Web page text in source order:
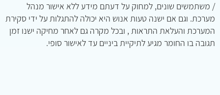
/ משתמשים שונים, למחוק על דעתם מידע ללא אישור מנהל
מערכת. וגם אם ישנה טעות אנוש היא יכולה להתגלות על ידי סקירת
המערכת והעלאת התראות , ובכל מקרה גם לאחר מחיקה ישנו זמן
תגובה בו החומר מגיע לתיקיית ביניים עד לאישור סופי.